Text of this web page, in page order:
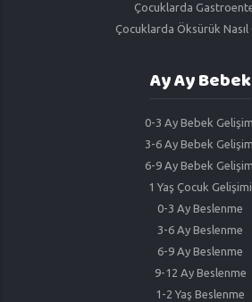
Çocuklarda
Çocuklarda Öksürük Nasıl
Ay Ay Bebek
0-3 Ay Bebek
3-6 Ay Bebek
6-9 Ay Bebek
1 Yaş Çocuk Gelişimi
0-3 Ay Beslenme
3-6 Ay Beslenme
6-9 Ay Beslenme
9-12 Ay Beslenme
1-2 Yaş Beslenme